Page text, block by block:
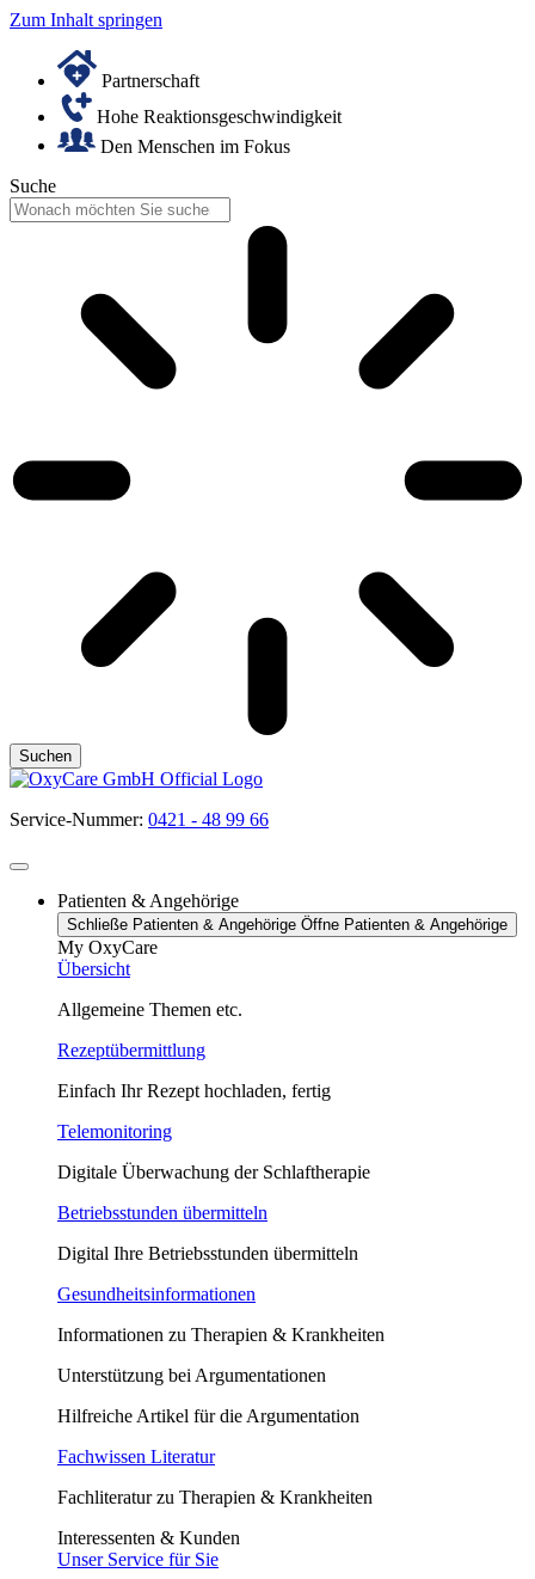
Zum Inhalt springen
Partnerschaft
Hohe Reaktionsgeschwindigkeit
Den Menschen im Fokus
Suche
Suchen
Service-Nummer: 0421 - 48 99 66
Patienten & Angehörige
Schließe Patienten & Angehörige Öffne Patienten & Angehörige
My OxyCare
Übersicht
Allgemeine Themen etc.
Rezeptübermittlung
Einfach Ihr Rezept hochladen, fertig
Telemonitoring
Digitale Überwachung der Schlaftherapie
Betriebsstunden übermitteln
Digital Ihre Betriebsstunden übermitteln
Gesundheitsinformationen
Informationen zu Therapien & Krankheiten
Unterstützung bei Argumentationen
Hilfreiche Artikel für die Argumentation
Fachwissen Literatur
Fachliteratur zu Therapien & Krankheiten
Interessenten & Kunden
Unser Service für Sie